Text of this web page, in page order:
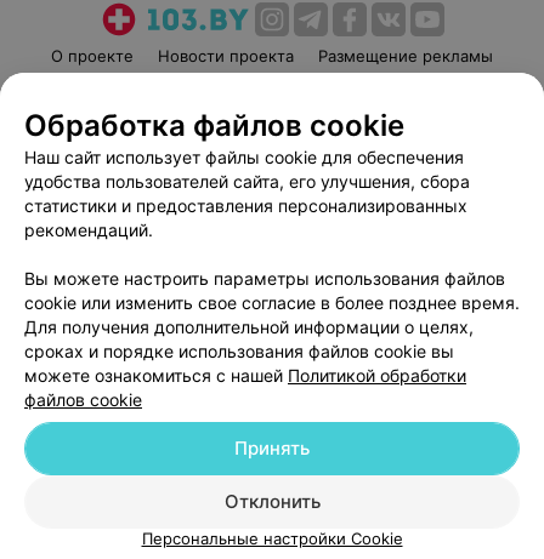
О проекте Новости проекта
Размещение рекламы
Пользовательское соглашение
Способы оплаты
Вакансии
Партнеры
Написать руководителю 103.by
Обработка персональных данных
© 2026 ООО «Артокс Лаб», УНП 191700409
| 220012, Республика Беларусь,
Служба поддержки +375 291212755
Обработка файлов cookie
Наш сайт использует файлы cookie для обеспечения
удобства пользователей сайта, его улучшения, сбора
статистики и предоставления персонализированных
рекомендаций.
Вы можете настроить параметры использования файлов
cookie или изменить свое согласие в более позднее время.
Для получения дополнительной информации о целях,
сроках и порядке использования файлов cookie вы
можете ознакомиться с нашей Политикой обработки
файлов cookie
Отклонить
Принять
Персональные настройки Cookie